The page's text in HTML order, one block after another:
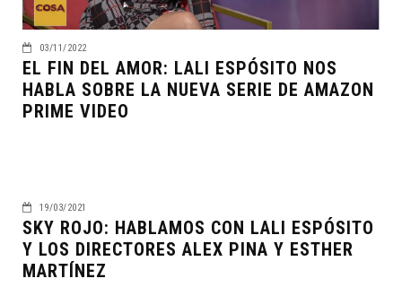
03/11/2022
EL FIN DEL AMOR: LALI ESPÓSITO NOS
HABLA SOBRE LA NUEVA SERIE DE AMAZON
PRIME VIDEO
19/03/2021
SKY ROJO: HABLAMOS CON LALI ESPÓSITO
Y LOS DIRECTORES ALEX PINA Y ESTHER
MARTÍNEZ